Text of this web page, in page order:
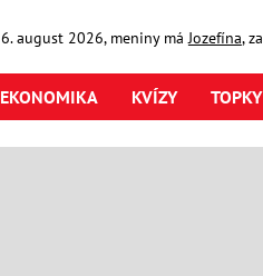
6. august2026, meniny má Jozefína,
EKONOMIKA KVÍZY